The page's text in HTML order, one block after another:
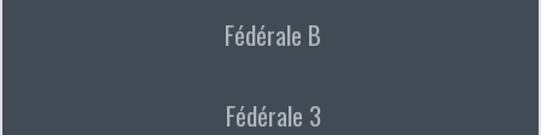
Fédérale B
Fédérale 3